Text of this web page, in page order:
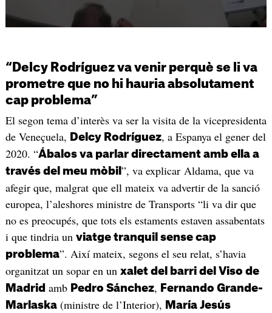
“Delcy Rodríguez va venir perquè se li va
prometre que no hi hauria absolutament
cap problema”
El segon tema d’interès va ser la visita de la vicepresidenta
de Veneçuela, Delcy Rodríguez, a Espanya el gener del
2020. “Ábalos va parlar directament amb ella a
través del meu mòbil ”, va explicar Aldama, que va
afegir que, malgrat que ell mateix va advertir de la sanció
europea, l’aleshores ministre de Transports “li va dir que
no es preocupés, que tots els estaments estaven assabentats
i que tindria un viatge tranquil sense cap
problema”. Així mateix, segons el seu relat, s’havia
organitzat un sopar en un xalet del barri del Viso de
Madrid amb Pedro Sánchez, Fernando Grande-
Marlaska(ministre de l’Interior), María Jesús